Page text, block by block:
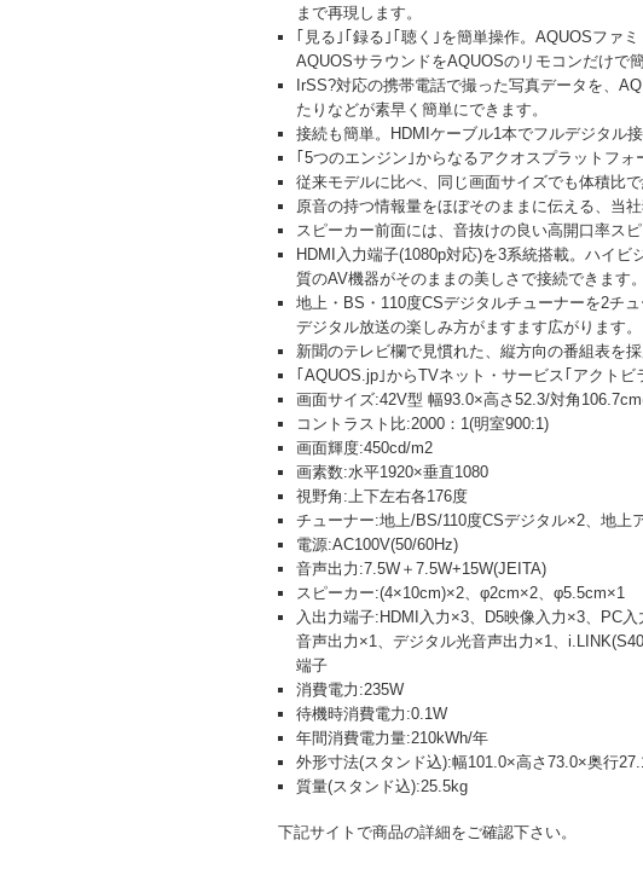
まで再現します。
｢見る｣｢録る｣｢聴く｣を簡単操作。AQUOSファ
AQUOSサラウンドをAQUOSのリモコンだけで
IrSS?対応の携帯電話で撮った写真データを、
たりなどが素早く簡単にできます。
接続も簡単。HDMIケーブル1本でフルデジタル接
｢5つのエンジン｣からなるアクオスプラットフ
従来モデルに比べ、同じ画面サイズでも体積比
原音の持つ情報量をほぼそのままに伝える、当
スピーカー前面には、音抜けの良い高開口率ス
HDMI入力端子(1080p対応)を3系統搭載。ハイ
質のAV機器がそのままの美しさで接続できます。
地上・BS・110度CSデジタルチューナーを2チ
デジタル放送の楽しみ方がますます広がります。
新聞のテレビ欄で見慣れた、縦方向の番組表を
｢AQUOS.jp｣からTVネット・サービス｢アクトビ
画面サイズ:42V型 幅93.0×高さ52.3/対角
コントラスト比:2000：1(明室900:1)
画面輝度:450cd/m2
画素数:水平1920×垂直1080
視野角:上下左右各176度
チューナー:地上/BS/110度CSデジタル×2、地上
電源:AC100V(50/60Hz)
音声出力:7.5W＋7.5W+15W(JEITA)
スピーカー:(4×10cm)×2、φ2cm×2、φ5.5cm×1
入出力端子:HDMI入力×3、D5映像入力×3、PC
音声出力×1、デジタル光音声出力×1、
端子
消費電力:235W
待機時消費電力:0.1W
年間消費電力量:210kWh/年
外形寸法(スタンド込):幅101.0×高さ73.0×奥行
質量(スタンド込):25.5kg
下記サイトで商品の詳細をご確認下さい。